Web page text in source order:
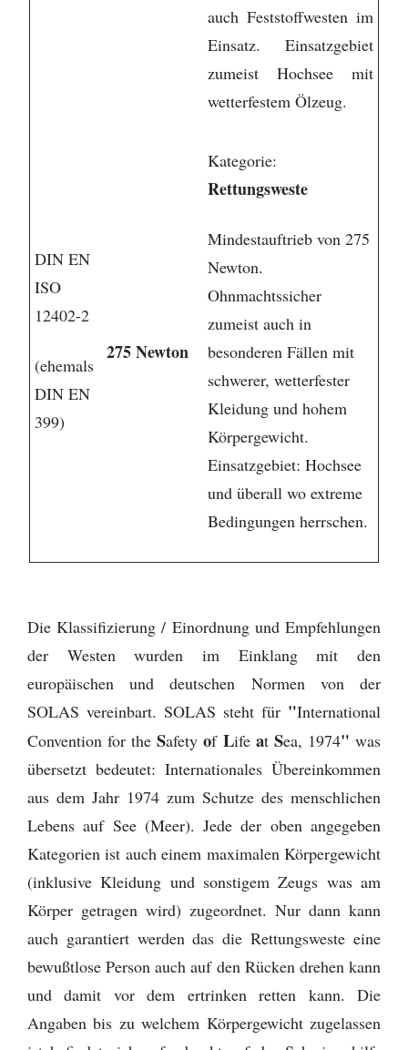
auch Feststoffwesten im
Einsatz. Einsatzgebiet
zumeist Hochsee mit
wetterfestem Ölzeug.
DIN EN
ISO
12402-2
(ehemals
DIN EN
399)
275 Newton
Kategorie:
Rettungsweste
Mindestauftrieb von 275
Newton.
Ohnmachtssicher
zumeist auch in
besonderen Fällen mit
schwerer, wetterfester
Kleidung und hohem
Körpergewicht.
Einsatzgebiet: Hochsee
und überall wo extreme
Bedingungen herrschen.
Die Klassifizierung / Einordnung und Empfehlungen
der Westen wurden im Einklang mit den
europäischen und deutschen Normen von der
SOLAS vereinbart. SOLAS steht für "International
Convention for theSafetyof Life at Sea, 1974" was
übersetzt bedeutet: Internationales Übereinkommen
aus dem Jahr 1974 zum Schutze des menschlichen
Lebens auf See (Meer). Jede der oben angegeben
Kategorien ist auch einem maximalen Körpergewicht
(inklusive Kleidung und sonstigem Zeugs was am
Körper getragen wird) zugeordnet. Nur dann kann
auch garantiert werden das die Rettungsweste eine
bewußtlose Person auch auf den Rücken drehen kann
und damit vor dem ertrinken retten kann. Die
Angaben bis zu welchem Körpergewicht zugelassen